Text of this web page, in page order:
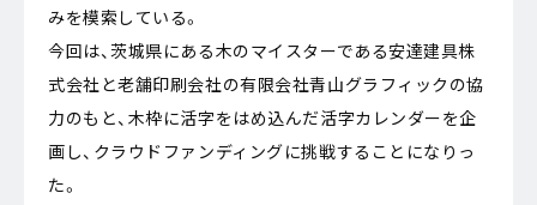
みを模索している。
今回は、茨城県にある木のマイスターである安達建具株
式会社と老舗印刷会社の有限会社青山グラフィックの協
力のもと、木枠に活字をはめ込んだ活字カレンダーを企
画し、クラウドファンディングに挑戦することになりっ
た。